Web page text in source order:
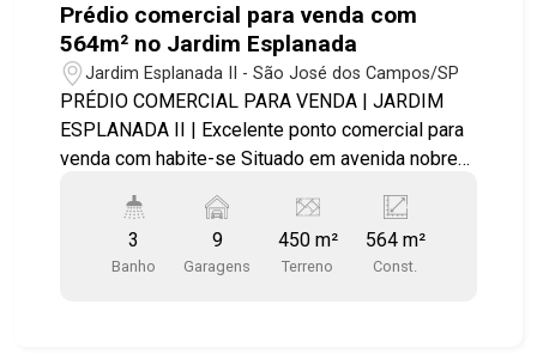
Prédio comercial para venda com
564m² no Jardim Esplanada
Jardim Esplanada II - São José dos Campos/SP
PRÉDIO COMERCIAL PARA VENDA | JARDIM
ESPLANADA II | Excelente ponto comercial para
venda com habite-se Situado em avenida nobre
estacionamento (sendo uma PNE). Pavimento
inferior com 188 m². Possui: elevador, banheiro
masculino, feminino e PNE e divisórias que
3
Banho
9
Garagens
450 m²
Terreno
564 m²
Const.